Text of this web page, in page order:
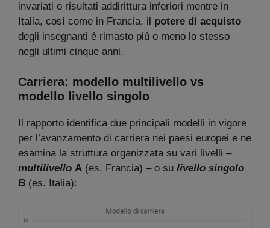
invariati o risultati addirittura inferiori mentre in
Italia, così come in Francia, il potere di acquisto
degli insegnanti è rimasto più o meno lo stesso
negli ultimi cinque anni.
Carriera: modello multilivello vs
modello livello singolo
Il rapporto identifica due principali modelli in vigore
per l’avanzamento di carriera nei paesi europei e ne
esamina la struttura organizzata su vari livelli –
multilivello A (es. Francia) – o su livello singolo
B (es. Italia):